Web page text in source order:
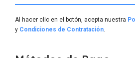
Al hacer clic en el botón, acepta nuestra
y Condiciones de Contratación.